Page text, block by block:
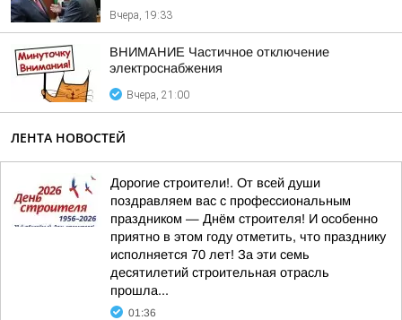
Вчера, 19:33
ВНИМАНИЕ Частичное отключение
электроснабжения
Вчера, 21:00
ЛЕНТА НОВОСТЕЙ
Дорогие строители!. От всей души
поздравляем вас с профессиональным
праздником — Днём строителя! И особенно
приятно в этом году отметить, что празднику
исполняется 70 лет! За эти семь
десятилетий строительная отрасль
прошла...
01:36